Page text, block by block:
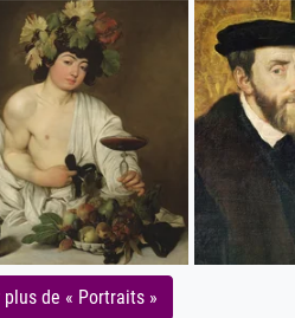
plus de « Portraits »